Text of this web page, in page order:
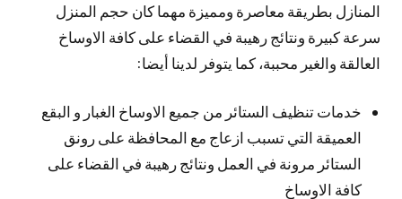
المنازل بطريقة معاصرة ومميزة مهما كان حجم المنزل
سرعة كبيرة ونتائج رهيبة في القضاء على كافة الاوساخ
العالقة والغير محببة، كما يتوفر لدينا أيضا:
خدمات تنظيف الستائر من جميع الاوساخ الغبار و البقع
العميقة التي تسبب ازعاج مع المحافظة على رونق
الستائر مرونة في العمل ونتائج رهيبة في القضاء على
كافة الاوساخ